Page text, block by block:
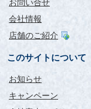
お問い合せ
会社情報
店舗のご紹介
このサイトについて
お知らせ
キャンペーン